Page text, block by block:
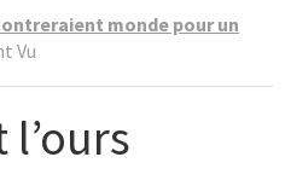
monde pour un
Vu
l’ours